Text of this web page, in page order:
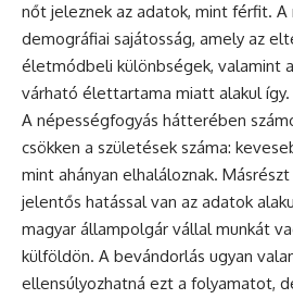
nőt jeleznek az adatok, mint férfit.
demográfiai sajátosság, amely az
életmódbeli különbségek, valamint
várható élettartama miatt alakul így.
A népességfogyás hátterében
csökken a születések száma:
mint ahányan elhaláloznak.
jelentős hatással van az adatok
magyar állampolgár vállal munkát
külföldön. A bevándorlás ugyan
ellensúlyozhatná ezt a folyamatot,